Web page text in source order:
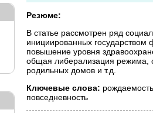
Резюме:
В статье рассмотрен ряд
инициированных
повышение уровня
общая либерализация режима,
родильных домов и т.д.
Ключевые слова:
повседневность